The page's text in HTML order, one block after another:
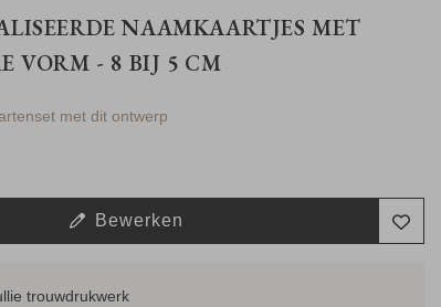
NAAMKAARTJES MET
VORM - 8 BIJ 5 CM
met dit ontwerp
Bewerken
trouwdrukwerk